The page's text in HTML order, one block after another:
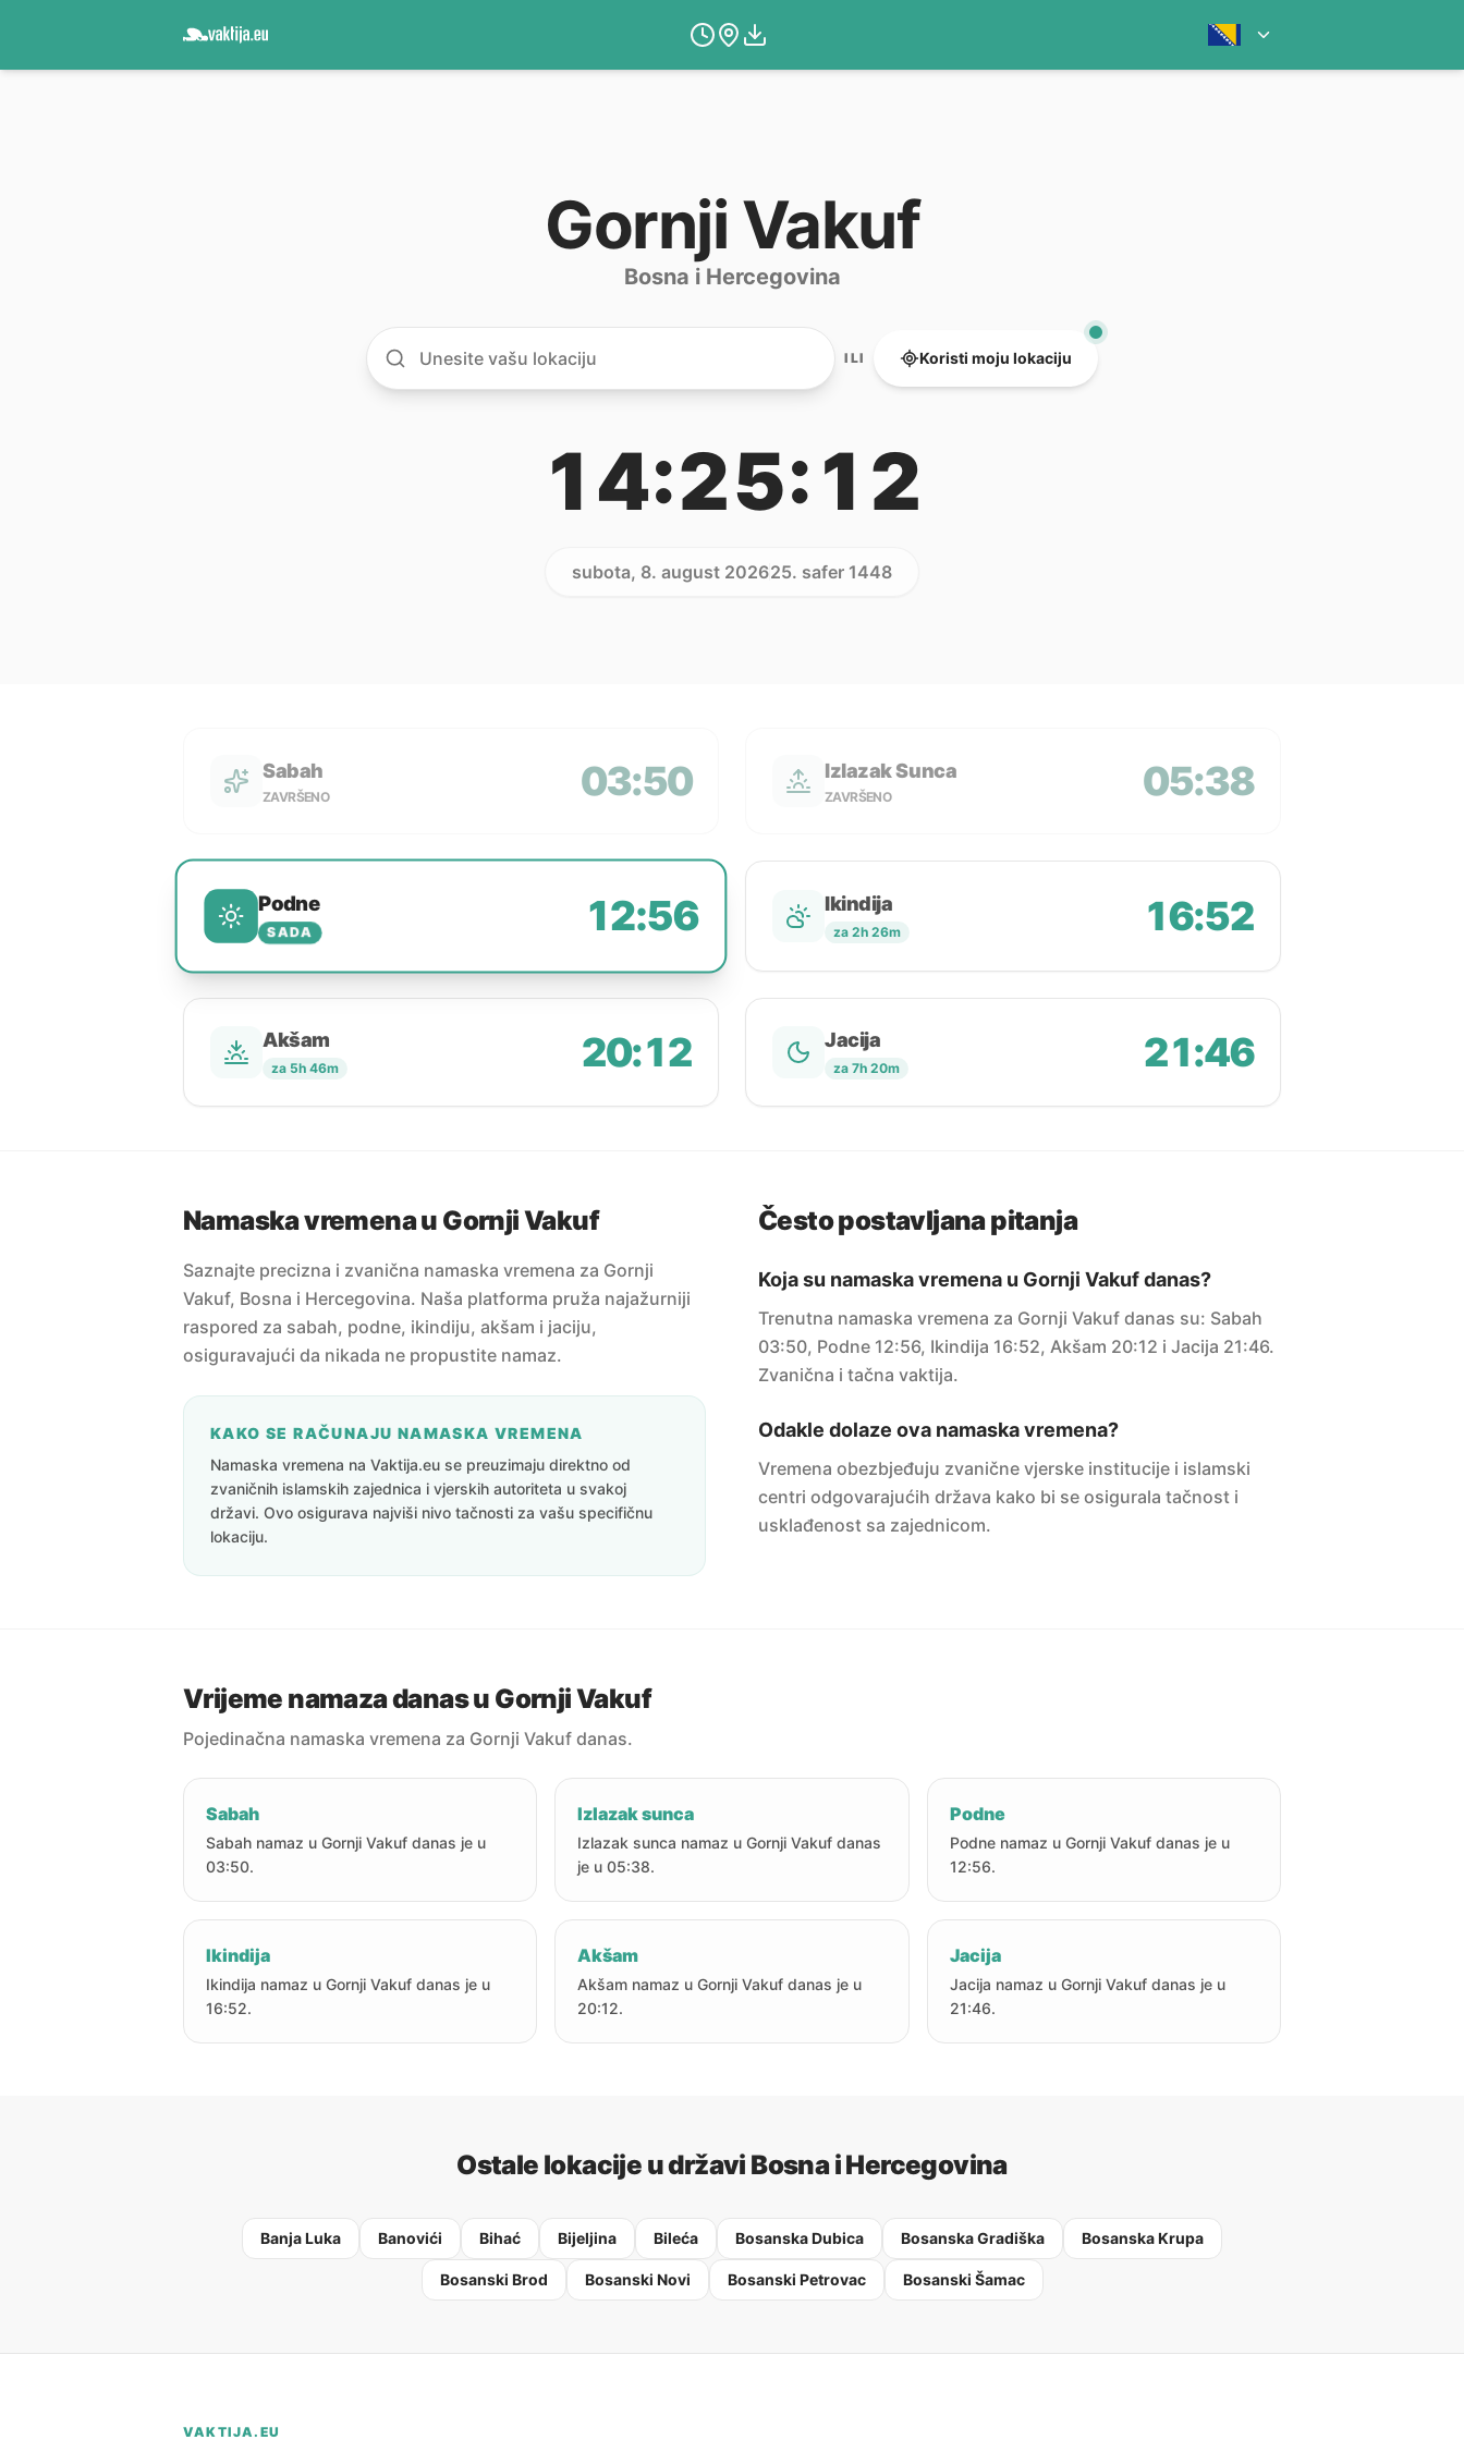
Gornji Vakuf
Bosna i Hercegovina
ILI Koristi moju lokaciju
14:25:12
subota, 8. august 202625. safer 1448
Sabah
ZAVRŠENO 03:50 Izlazak Sunca
ZAVRŠENO 05:38
Podne
SADA 12:56 Ikindija
za 2h 26m 16:52
Akšam
za 5h 46m 20:12 Jacija
za 7h 20m 21:46
Namaska vremena u Gornji Vakuf
Saznajte precizna i zvanična namaska vremena za Gornji
Vakuf, Bosna i Hercegovina. Naša platforma pruža najažurniji
raspored za sabah, podne, ikindiju, akšam i jaciju,
osiguravajući da nikada ne propustite namaz.
KAKO SE RAČUNAJU NAMASKA VREMENA
Namaska vremena na Vaktija.eu se preuzimaju direktno od
zvaničnih islamskih zajednica i vjerskih autoriteta u svakoj
državi. Ovo osigurava najviši nivo tačnosti za vašu specifičnu
lokaciju.
Često postavljana pitanja
Koja su namaska vremena u Gornji Vakuf danas?
Trenutna namaska vremena za Gornji Vakuf danas su: Sabah
03:50, Podne 12:56, Ikindija 16:52, Akšam 20:12 i Jacija 21:46.
Zvanična i tačna vaktija.
Odakle dolaze ova namaska vremena?
Vremena obezbjeđuju zvanične vjerske institucije i islamski
centri odgovarajućih država kako bi se osigurala tačnost i
usklađenost sa zajednicom.
Vrijeme namaza danas u Gornji Vakuf
Pojedinačna namaska vremena za Gornji Vakuf danas.
Sabah
Sabah namaz u Gornji Vakuf danas je u
03:50.
Izlazak sunca
Izlazak sunca namaz u Gornji Vakuf danas
je u 05:38.
Podne
Podne namaz u Gornji Vakuf danas je u
12:56.
Ikindija
Ikindija namaz u Gornji Vakuf danas je u
16:52.
Akšam
Akšam namaz u Gornji Vakuf danas je u
20:12.
Jacija
Jacija namaz u Gornji Vakuf danas je u
21:46.
Ostale lokacije u državi Bosna i Hercegovina
Banja Luka Banovići Bihać Bijeljina Bileća Bosanska Dubica Bosanska Gradiška Bosanska Krupa
Bosanski Brod Bosanski Novi Bosanski Petrovac Bosanski Šamac
VAKTIJA.EU